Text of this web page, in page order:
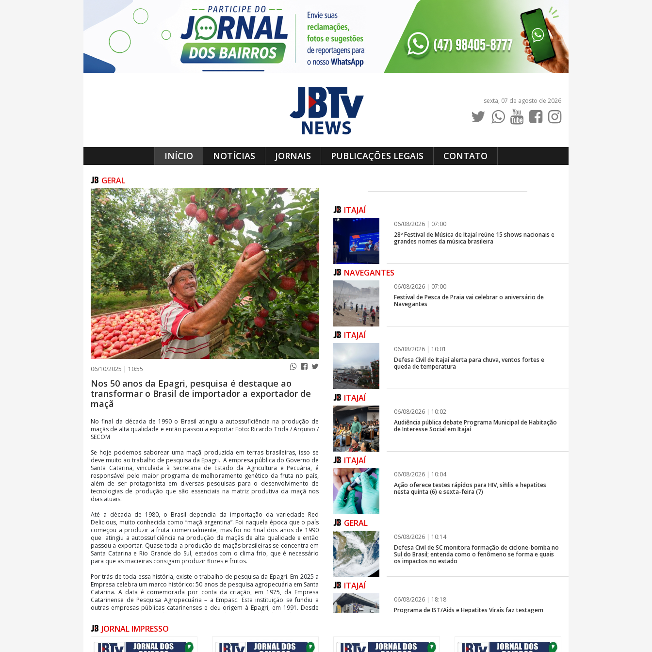
sexta, 07 de agosto de 2026
INÍCIO NOTÍCIAS JORNAIS PUBLICAÇÕES LEGAIS CONTATO
GERAL
06/10/2025 | 10:55
Nos 50 anos da Epagri, pesquisa é destaque ao
transformar o Brasil de importador a exportador de
maçã
No final da década de 1990 o Brasil atingiu a autossuficiência na produção de
maçãs de alta qualidade e então passou a exportar Foto: Ricardo Trida / Arquivo /
SECOM
Se hoje podemos saborear uma maçã produzida em terras brasileiras, isso se
deve muito ao trabalho de pesquisa da Epagri. A empresa pública do Governo de
Santa Catarina, vinculada à Secretaria de Estado da Agricultura e Pecuária, é
responsável pelo maior programa de melhoramento genético da fruta no país,
além de ser protagonista em diversas pesquisas para o desenvolvimento de
tecnologias de produção que são essenciais na matriz produtiva da maçã nos
dias atuais.
Até a década de 1980, o Brasil dependia da importação da variedade Red
Delicious, muito conhecida como “maçã argentina”. Foi naquela época que o país
começou a produzir a fruta comercialmente, mas foi no final dos anos de 1990
que atingiu a autossuficiência na produção de maçãs de alta qualidade e então
passou a exportar. Quase toda a produção de maçãs brasileiras se concentra em
Santa Catarina e Rio Grande do Sul, estados com o clima frio, que é necessário
para que as macieiras consigam produzir flores e frutos.
Por trás de toda essa história, existe o trabalho de pesquisa da Epagri. Em 2025 a
Empresa celebra um marco histórico: 50 anos de pesquisa agropecuária em Santa
Catarina. A data é comemorada por conta da criação, em 1975, da Empresa
Catarinense de Pesquisa Agropecuária – a Empasc. Esta instituição se fundiu a
outras empresas públicas catarinenses e deu origem à Epagri, em 1991. Desde
então, a Epagri tem levado adiante a missão de gerar e difundir conhecimento
para fortalecer o agronegócio do Estado, como é o caso da maçã.
Até meados do século 20, a maçã consumida no Brasil vinha principalmente da
ITAJAÍ
06/08/2026 | 07:00
28º Festival de Música de Itajaí reúne 15 shows nacionais e
grandes nomes da música brasileira
NAVEGANTES
06/08/2026 | 07:00
Festival de Pesca de Praia vai celebrar o aniversário de
Navegantes
ITAJAÍ
06/08/2026 | 10:01
Defesa Civil de Itajaí alerta para chuva, ventos fortes e
queda de temperatura
ITAJAÍ
06/08/2026 | 10:02
Audiência pública debate Programa Municipal de Habitação
de Interesse Social em Itajaí
ITAJAÍ
06/08/2026 | 10:04
Ação oferece testes rápidos para HIV, sífilis e hepatites
nesta quinta (6) e sexta-feira (7)
GERAL
06/08/2026 | 10:14
Defesa Civil de SC monitora formação de ciclone-bomba no
Sul do Brasil; entenda como o fenômeno se forma e quais
os impactos no estado
ITAJAÍ
06/08/2026 | 18:18
Programa de IST/Aids e Hepatites Virais faz testagem
GERAL
JORNAL IMPRESSO